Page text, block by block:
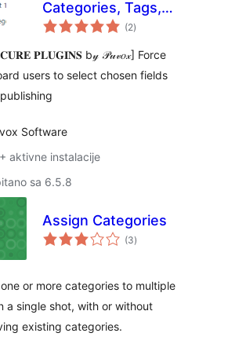
Categories, Tags,
Featured Image
(2ukupna
ocijena
)
𝐏𝐋𝐔𝐆𝐈𝐍𝐒 b𝓎 𝒫𝓊𝓋𝑜𝓍] Force
users to select chosen fields
Software
aktivne instalacije
sa 6.5.8
Assign Categories
(3ukupna
ocijena
)
or more categories to multiple
a single shot, with or without
existing categories.